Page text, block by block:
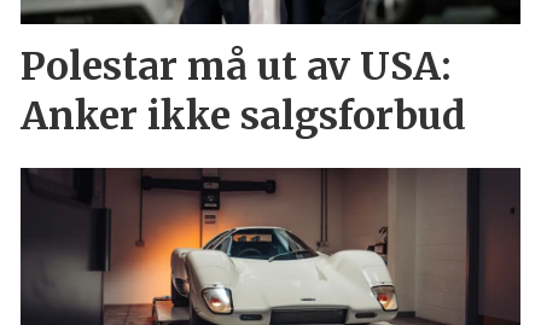
Polestar må ut av USA:
Anker ikke salgsforbud